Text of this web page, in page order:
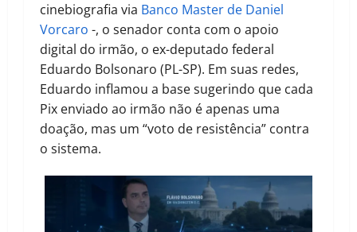
cinebiografia via Banco Master de Daniel
Vorcaro -, o senador conta com o apoio
digital do irmão, o ex-deputado federal
Eduardo Bolsonaro (PL-SP). Em suas redes,
Eduardo inflamou a base sugerindo que cada
Pix enviado ao irmão não é apenas uma
doação, mas um “voto de resistência” contra
o sistema.